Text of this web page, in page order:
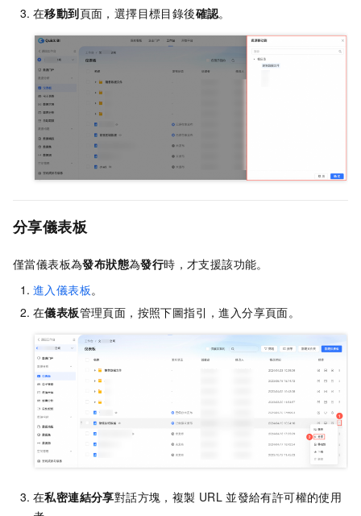
在移動到頁面，選擇目標目錄後確認。
分享儀表板
僅當儀表板為發布狀態為發行時，才支援該功能。
進入儀表板 。
在儀表板管理頁面，按照下圖指引，進入分享頁面。
在私密連結分享對話方塊，複製 URL 並發給有許可權的使用